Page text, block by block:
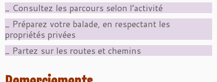
_ Consultez les parcours selon l’activité
_ Préparez votre balade, en respectant les
propriétés privées
_ Partez sur les routes et chemins